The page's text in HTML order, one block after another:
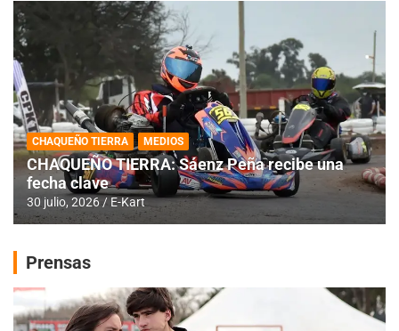
CHAQUEÑO TIERRA MEDIOS
CHAQUEÑO TIERRA: Sáenz Peña recibe una
fecha clave
30 julio, 2026 E-Kart
Prensas